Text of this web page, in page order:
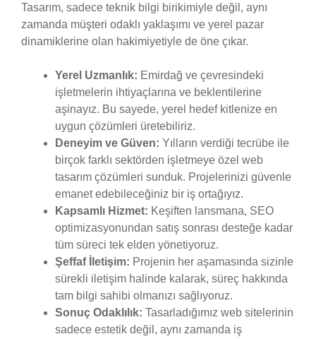
Tasarım, sadece teknik bilgi birikimiyle değil, aynı
zamanda müşteri odaklı yaklaşımı ve yerel pazar
dinamiklerine olan hakimiyetiyle de öne çıkar.
Yerel Uzmanlık: Emirdağ ve çevresindeki
işletmelerin ihtiyaçlarına ve beklentilerine
aşinayız. Bu sayede, yerel hedef kitlenize en
uygun çözümleri üretebiliriz.
Deneyim ve Güven: Yılların verdiği tecrübe ile
birçok farklı sektörden işletmeye özel web
tasarım çözümleri sunduk. Projelerinizi güvenle
emanet edebileceğiniz bir iş ortağıyız.
Kapsamlı Hizmet: Keşiften lansmana, SEO
optimizasyonundan satış sonrası desteğe kadar
tüm süreci tek elden yönetiyoruz.
Şeffaf İletişim: Projenin her aşamasında sizinle
sürekli iletişim halinde kalarak, süreç hakkında
tam bilgi sahibi olmanızı sağlıyoruz.
Sonuç Odaklılık: Tasarladığımız web sitelerinin
sadece estetik değil, aynı zamanda iş